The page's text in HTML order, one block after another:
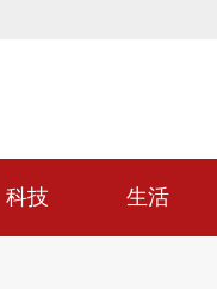
科技 生活